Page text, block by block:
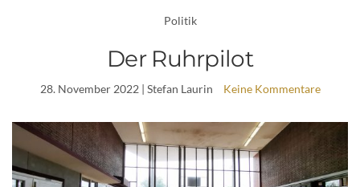
Politik
Der Ruhrpilot
28. November 2022| Stefan Laurin Keine Kommentare